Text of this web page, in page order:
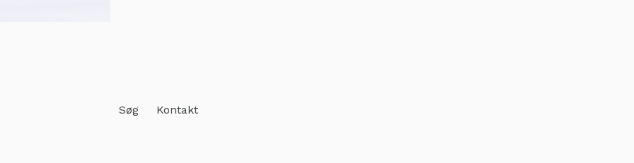
Søg
Kontakt